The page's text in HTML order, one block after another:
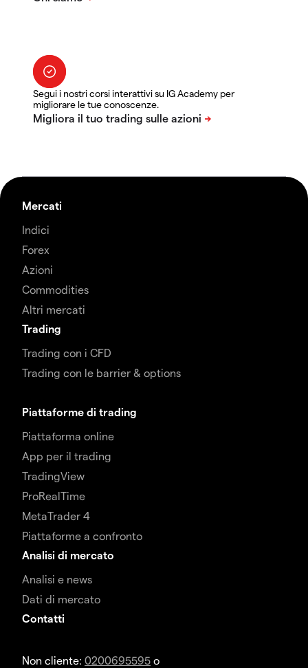
Segui i nostri corsi interattivi su IG Academy per
migliorare le tue conoscenze.
Mercati
Indici
Forex
Azioni
Commodities
Altri mercati
Trading
Trading con i CFD
Trading con le barrier & options
Piattaforme di trading
Piattaforma online
App per il trading
TradingView
ProRealTime
MetaTrader 4
Piattaforme a confronto
Analisi di mercato
Analisi e news
Dati di mercato
Contatti
Non cliente: 0200695595 o